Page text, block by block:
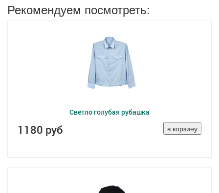
Рекомендуем посмотреть:
Светло голубая рубашка
1180 руб